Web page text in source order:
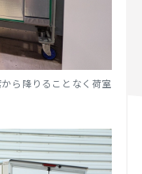
ら降りることなく荷室